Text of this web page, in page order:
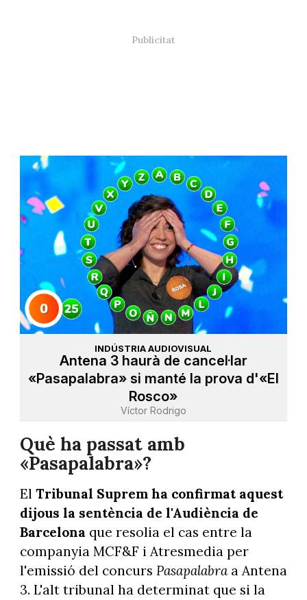
INDÚSTRIA AUDIOVISUAL
Antena 3 haurà de cancel·lar
«Pasapalabra» si manté la prova d'«El
Rosco»
Víctor Rodrigo
Què ha passat amb
«Pasapalabra»?
El Tribunal Suprem ha confirmat aquest
dijous la sentència de l'Audiència de
Barcelona que resolia el cas entre la
companyia MCF&F i Atresmedia per
l'emissió del concurs Pasapalabraa Antena
3. L'alt tribunal ha determinat que si la